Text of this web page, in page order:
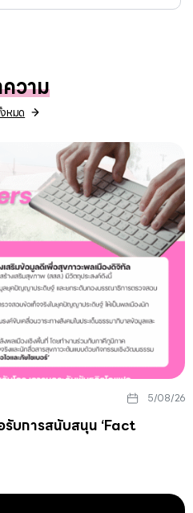
วาม
หมด
5/08/26
รับการสนับสนุน ‘Fact